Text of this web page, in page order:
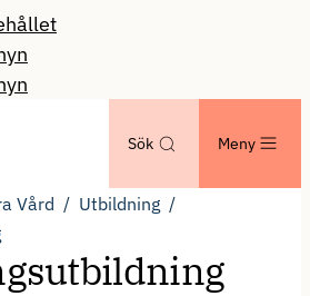
Sök Meny
Vård
Utbildning